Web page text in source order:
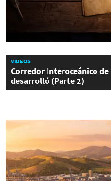
VIDEOS
Corredor Interoceánico
desarrolló (Parte 2)